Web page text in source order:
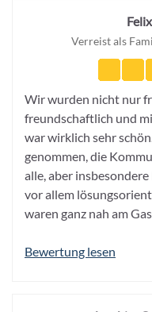
Felix
Verreist als
Wir wurden nicht nur
freundschaftlich und
war wirklich sehr
genommen, die
alle, aber
vor allem
waren ganz nah am
Bewertung lesen